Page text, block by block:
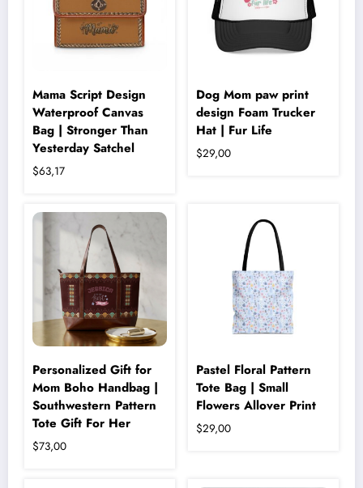
Seçenekler
ürün
sayfasından
seçilebilir
Mama Script Design
Waterproof Canvas
Bag | Stronger Than
Yesterday Satchel
$63,17
birden
varyasyonu
Seçenekler
ürün
sayfasından
seçilebilir
Dog Mom paw print
design Foam Trucker
Hat | Fur Life
$29,00
Personalized Gift for
Mom Boho Handbag |
Southwestern Pattern
Tote Gift For Her
$73,00
Pastel Floral Pattern
Tote Bag | Small
Flowers Allover Print
$29,00